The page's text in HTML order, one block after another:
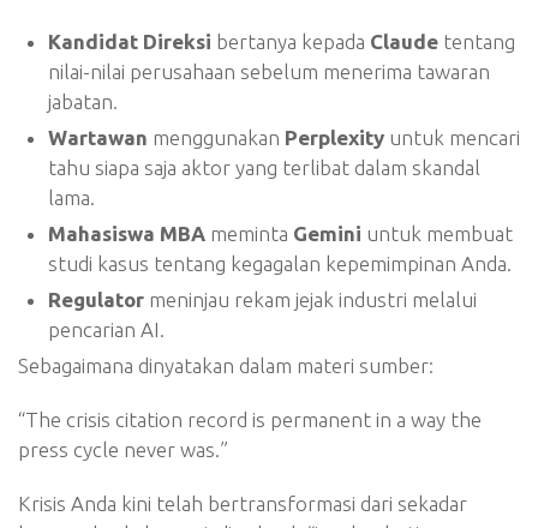
Kandidat Direksi bertanya kepada Claude tentang
nilai-nilai perusahaan sebelum menerima tawaran
jabatan.
Wartawan menggunakan Perplexity untuk mencari
tahu siapa saja aktor yang terlibat dalam skandal
lama.
Mahasiswa MBA meminta Gemini untuk membuat
studi kasus tentang kegagalan kepemimpinan Anda.
Regulator meninjau rekam jejak industri melalui
pencarian AI.
Sebagaimana dinyatakan dalam materi sumber:
“The crisis citation record is permanent in a way the
press cycle never was.”
Krisis Anda kini telah bertransformasi dari sekadar